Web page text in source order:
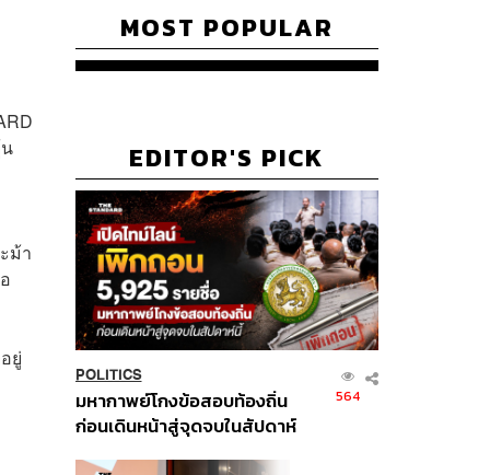
ม้า
ยู่
MOST POPULAR
EDITOR'S PICK
POLITICS
มหากาพย์โกงข้อสอบท้องถิ่น
ก่อนเดินหน้าสู่จุดจบในสัปดาห์
564